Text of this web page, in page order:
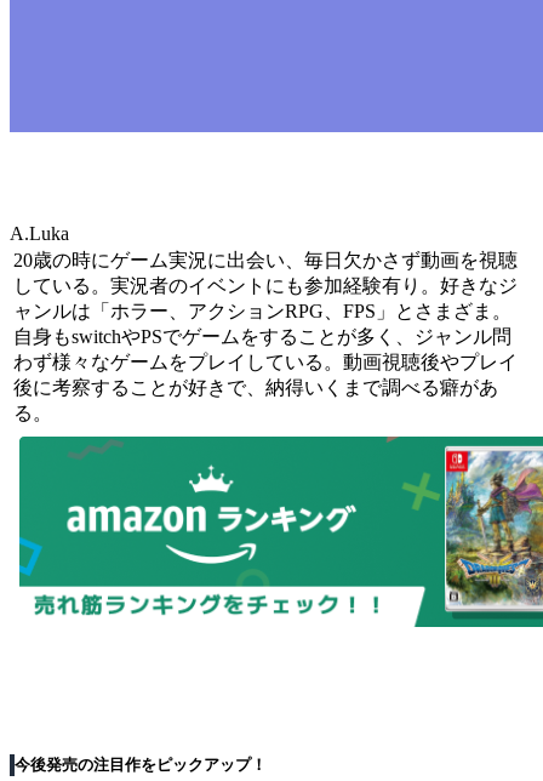
A.Luka
20歳の時にゲーム実況に出会い、毎日欠かさず動画を視聴
している。実況者のイベントにも参加経験有り。好きなジ
ャンルは「ホラー、アクションRPG、FPS」とさまざま。
自身もswitchやPSでゲームをすることが多く、ジャンル問
わず様々なゲームをプレイしている。動画視聴後やプレイ
後に考察することが好きで、納得いくまで調べる癖があ
る。
今後発売の注目作をピックアップ！